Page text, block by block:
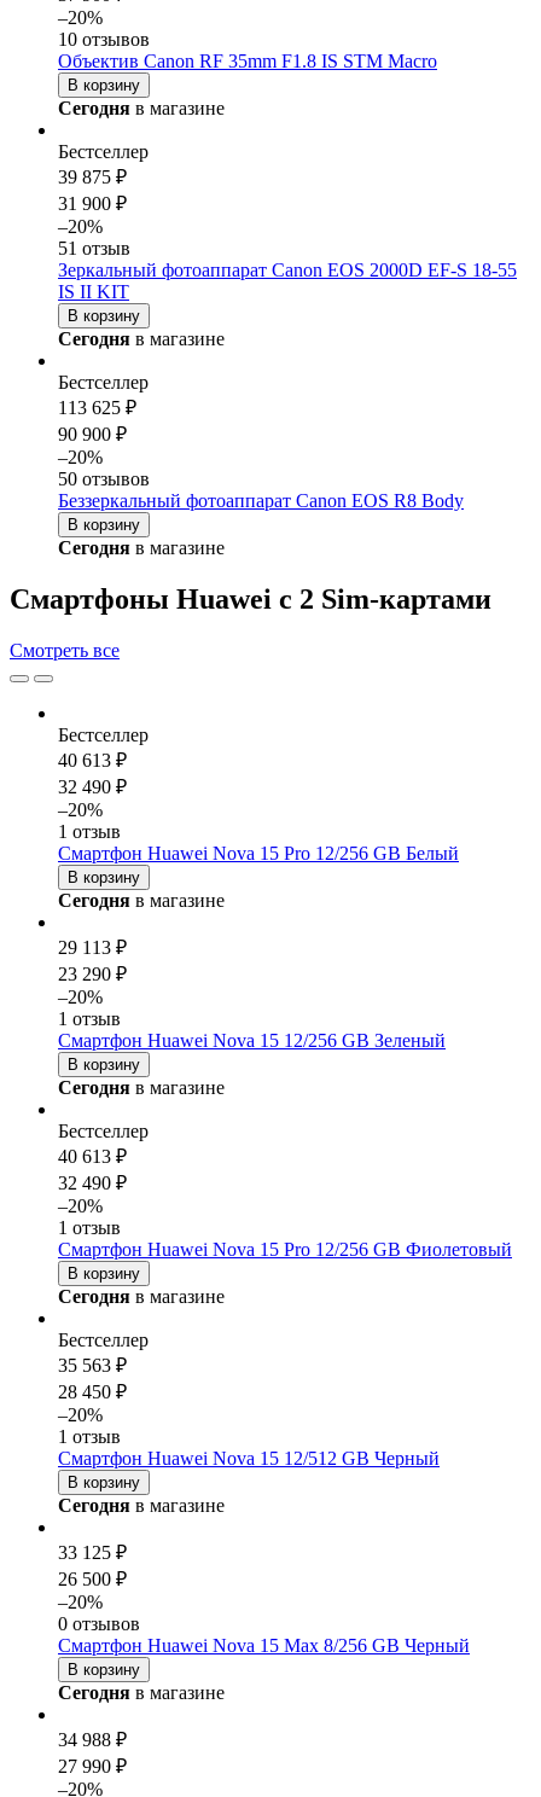
–20%
10 отзывов
Объектив Canon RF 35mm F1.8 IS STM Macro
В корзину
Сегодня в магазине
Бестселлер
39 875 ₽
31 900 ₽
–20%
51 отзыв
Зеркальный фотоаппарат Canon EOS 2000D EF-S 18-55
IS II KIT
В корзину
Сегодня в магазине
Бестселлер
113 625 ₽
90 900 ₽
–20%
50 отзывов
Беззеркальный фотоаппарат Canon EOS R8 Body
В корзину
Сегодня в магазине
Смартфоны Huawei с 2 Sim-картами
Смотреть все
Бестселлер
40 613 ₽
32 490 ₽
–20%
1 отзыв
Смартфон Huawei Nova 15 Pro 12/256 GB Белый
В корзину
Сегодня в магазине
29 113 ₽
23 290 ₽
–20%
1 отзыв
Смартфон Huawei Nova 15 12/256 GB Зеленый
В корзину
Сегодня в магазине
Бестселлер
40 613 ₽
32 490 ₽
–20%
1 отзыв
Смартфон Huawei Nova 15 Pro 12/256 GB Фиолетовый
В корзину
Сегодня в магазине
Бестселлер
35 563 ₽
28 450 ₽
–20%
1 отзыв
Смартфон Huawei Nova 15 12/512 GB Черный
В корзину
Сегодня в магазине
33 125 ₽
26 500 ₽
–20%
0 отзывов
Смартфон Huawei Nova 15 Max 8/256 GB Черный
В корзину
Сегодня в магазине
34 988 ₽
27 990 ₽
–20%